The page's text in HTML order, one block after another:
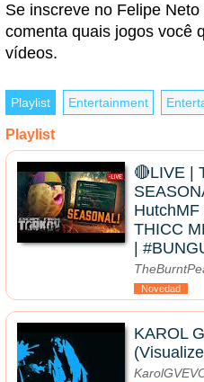
Se inscreve no Felipe
comenta quais jogos você
vídeos.
Playlist Entertainment
Playlist
🔴LIVE |
HutchMF
THICC
|
Novedad
KAROL